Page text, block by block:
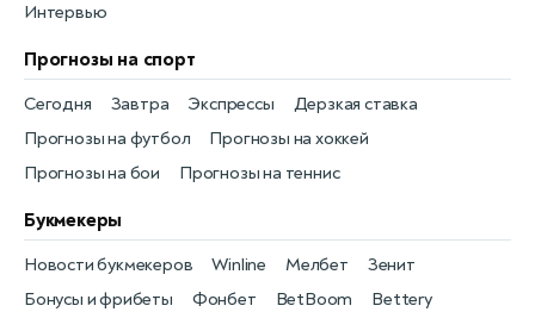
Интервью
Прогнозы на спорт
Прогнозы на футбол
Сегодня
Прогнозы на хоккей
Завтра
Прогнозы на бои
Экспрессы
Прогнозы на теннис
Дерзкая ставка
Букмекеры
Бонусы и фрибеты
Новости букмекеров
Фонбет
Winline
BetBoom
Мелбет
Bettery
Зенит